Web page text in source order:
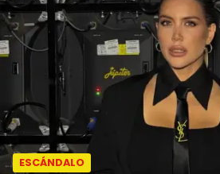
ESCÁNDALO